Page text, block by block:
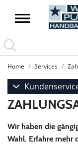
Home Services
Wir haben die
Wahl. Erfahre mehr